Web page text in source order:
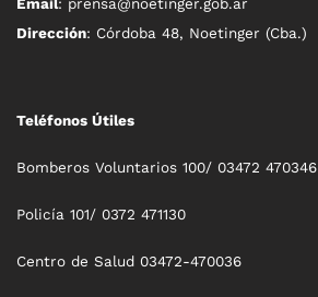
Dirección: Córdoba 48, Noetinger (Cba.)
Teléfonos Útiles
Bomberos Voluntarios 100/ 03472 470346
Policía 101/ 0372 471130
Centro de Salud 03472-470036